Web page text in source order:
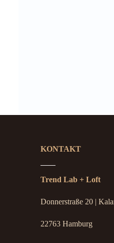
KONTAKT
Trend Lab + Loft
Donnerstraße 20 |
22763 Hamburg